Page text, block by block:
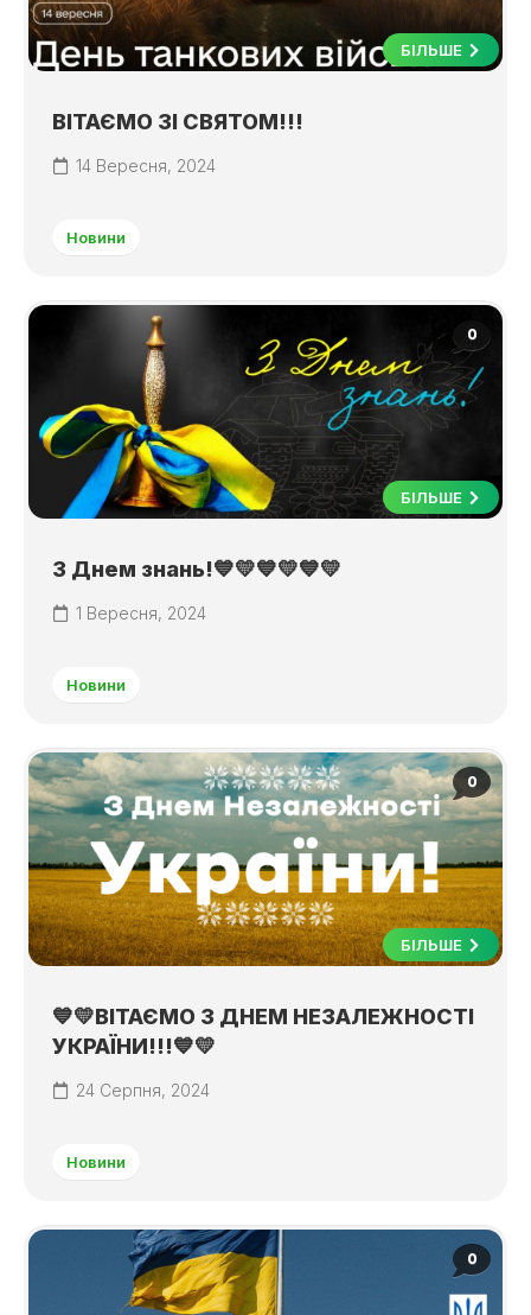
БІЛЬШЕ
ВІТАЄМО ЗІ СВЯТОМ!!!
14 Вересня, 2024
Новини
0
БІЛЬШЕ
З Днем знань!💙💛💙💛💙💛
1 Вересня, 2024
Новини
0
БІЛЬШЕ
💙💛ВІТАЄМО З ДНЕМ НЕЗАЛЕЖНОСТІ
УКРАЇНИ!!!💙💛
24 Серпня, 2024
Новини
0